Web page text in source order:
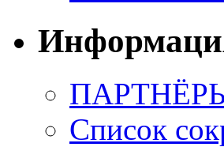
Список